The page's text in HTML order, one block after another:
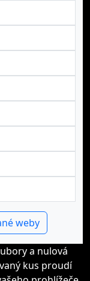
weby
a nulová
kus proudí